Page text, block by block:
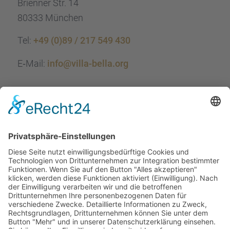
Brien­ner Str. 14
80333 München
Tel: +49 (0)89 / 217 549 430
E‑Mail: info@villa-bella.org
ÖFFNUNGS­ZEI­TEN
Mo-Do: 09:00 — 20:00 Uhr
Fr: 09:00 — 18:00 Uhr
Sa*: 10:00 — 18:00 Uhr
*auf Anfrage 3x im Monat